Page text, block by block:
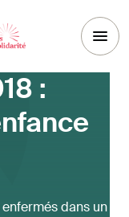
:
dans un